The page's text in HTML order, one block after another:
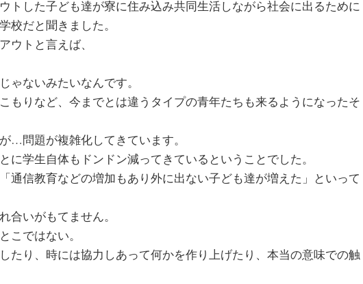
トした子ども達が寮に住み込み共同生活しながら社会に出るために
校だと聞きました。
ウトと言えば、
ゃないみたいなんです。
もりなど、今までとは違うタイプの青年たちも来るようになったそ
…問題が複雑化してきています。
に学生自体もドンドン減ってきているということでした。
通信教育などの増加もあり外に出ない子ども達が増えた」といって
合いがもてません。
こではない。
たり、時には協力しあって何かを作り上げたり、本当の意味での触